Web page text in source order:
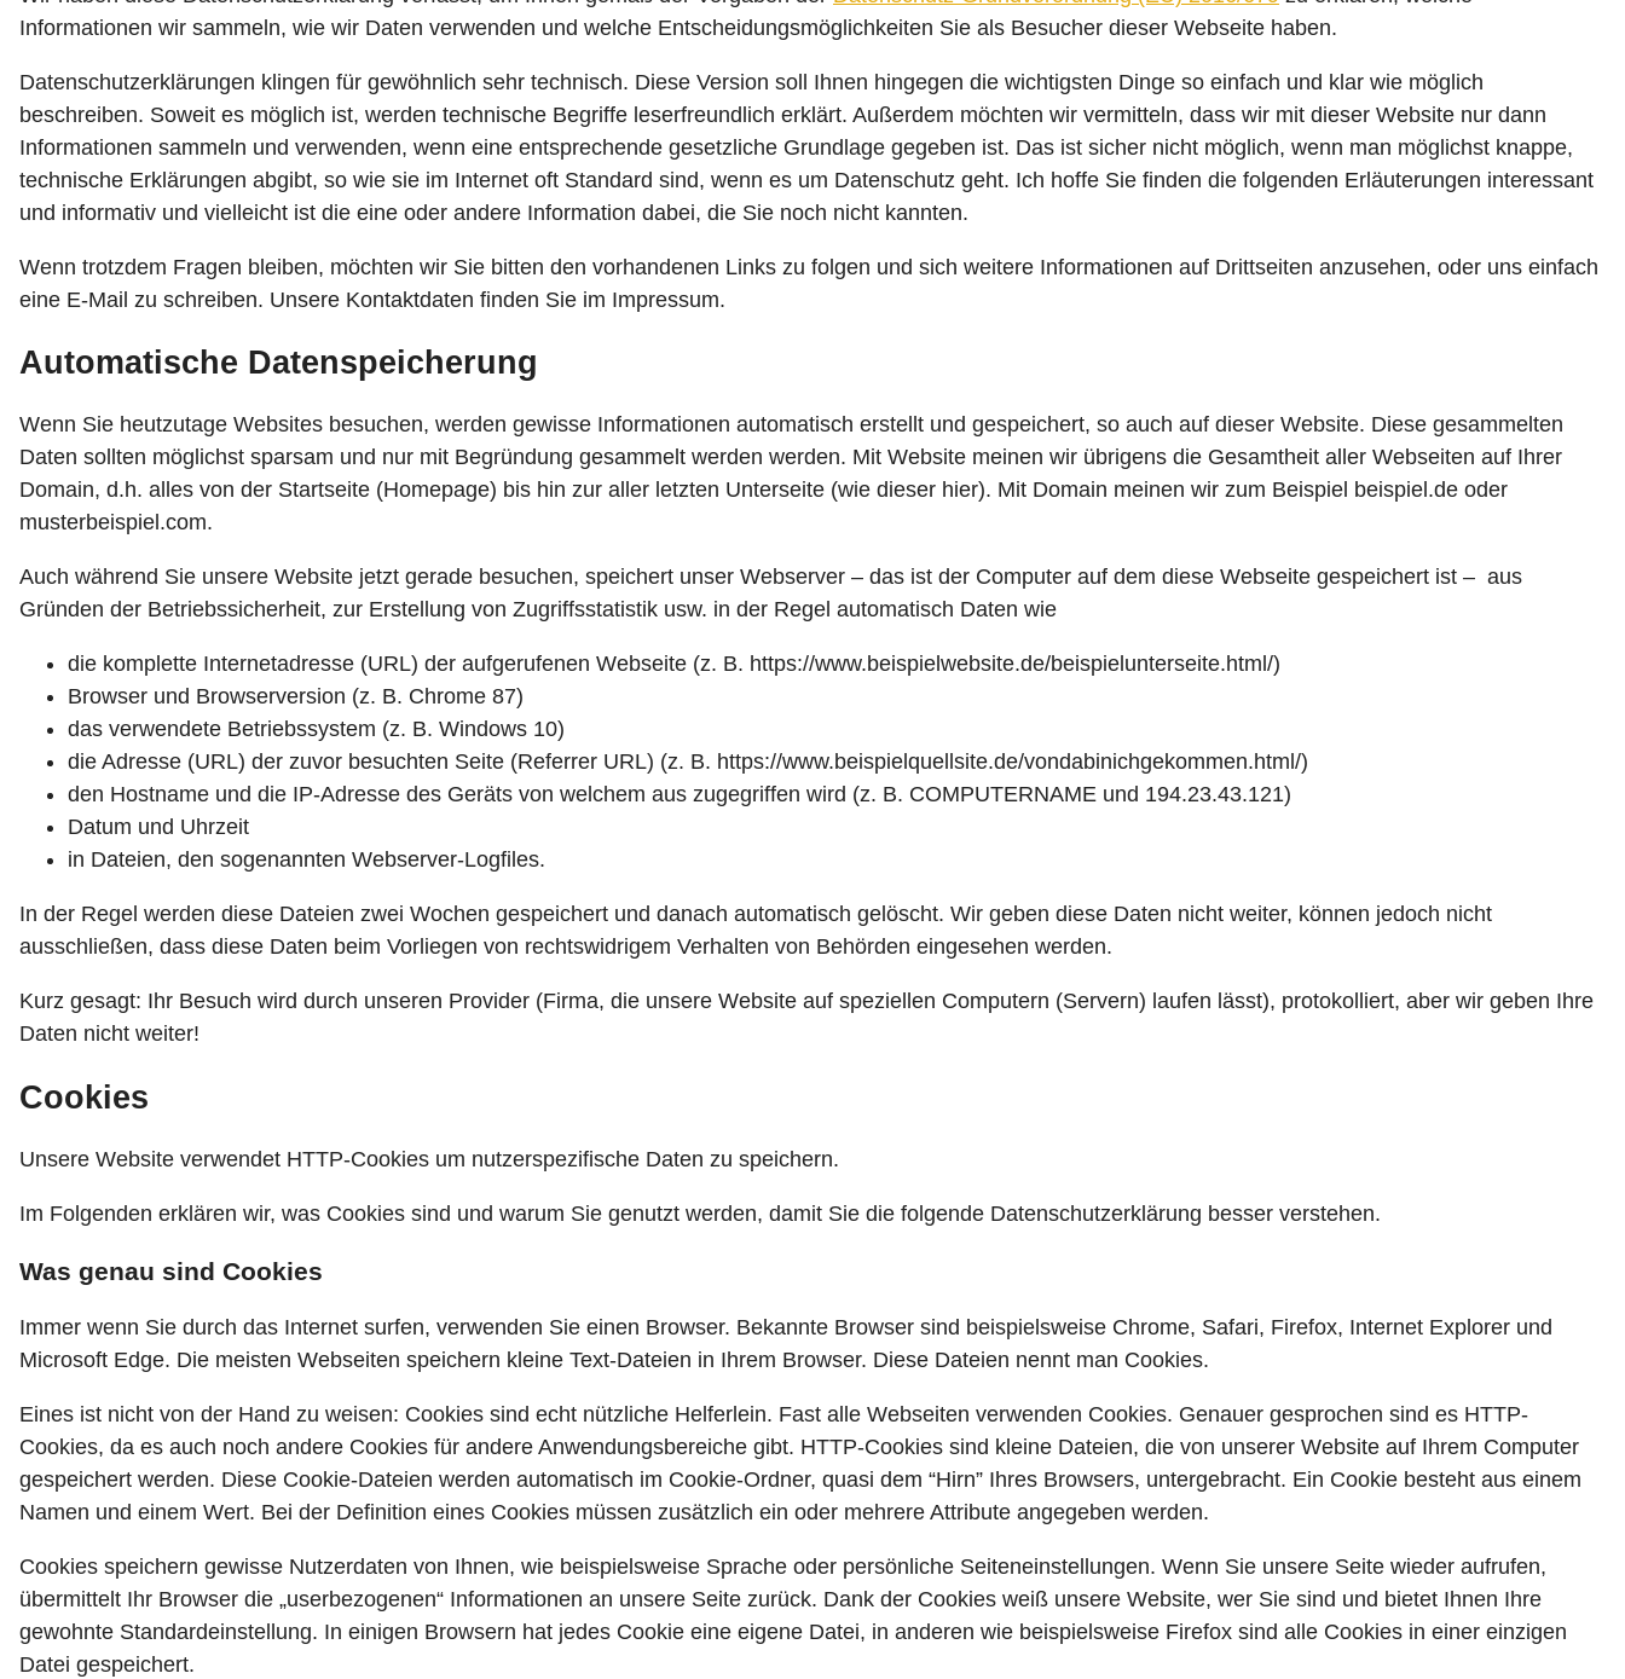
Informationen wir sammeln, wie wir Daten verwenden und welche Entscheidungsmöglichkeiten Sie als Besucher dieser Webseite haben.
Datenschutzerklärungen klingen für gewöhnlich sehr technisch. Diese Version soll Ihnen hingegen die wichtigsten Dinge so einfach und klar wie möglich
beschreiben. Soweit es möglich ist, werden technische Begriffe leserfreundlich erklärt. Außerdem möchten wir vermitteln, dass wir mit dieser Website nur dann
Informationen sammeln und verwenden, wenn eine entsprechende gesetzliche Grundlage gegeben ist. Das ist sicher nicht möglich, wenn man möglichst knappe,
technische Erklärungen abgibt, so wie sie im Internet oft Standard sind, wenn es um Datenschutz geht. Ich hoffe Sie finden die folgenden Erläuterungen interessant
und informativ und vielleicht ist die eine oder andere Information dabei, die Sie noch nicht kannten.
Wenn trotzdem Fragen bleiben, möchten wir Sie bitten den vorhandenen Links zu folgen und sich weitere Informationen auf Drittseiten anzusehen, oder uns einfach
eine E-Mail zu schreiben. Unsere Kontaktdaten finden Sie im Impressum.
Automatische Datenspeicherung
Wenn Sie heutzutage Websites besuchen, werden gewisse Informationen automatisch erstellt und gespeichert, so auch auf dieser Website. Diese gesammelten
Daten sollten möglichst sparsam und nur mit Begründung gesammelt werden werden. Mit Website meinen wir übrigens die Gesamtheit aller Webseiten auf Ihrer
Domain, d.h. alles von der Startseite (Homepage) bis hin zur aller letzten Unterseite (wie dieser hier). Mit Domain meinen wir zum Beispiel beispiel.de oder
musterbeispiel.com.
Auch während Sie unsere Website jetzt gerade besuchen, speichert unser Webserver – das ist der Computer auf dem diese Webseite gespeichert ist – aus
Gründen der Betriebssicherheit, zur Erstellung von Zugriffsstatistik usw. in der Regel automatisch Daten wie
die komplette Internetadresse (URL) der aufgerufenen Webseite (z. B. https://www.beispielwebsite.de/beispielunterseite.html/)
Browser und Browserversion (z. B. Chrome 87)
das verwendete Betriebssystem (z. B. Windows 10)
die Adresse (URL) der zuvor besuchten Seite (Referrer URL) (z. B. https://www.beispielquellsite.de/vondabinichgekommen.html/)
den Hostname und die IP-Adresse des Geräts von welchem aus zugegriffen wird (z. B. COMPUTERNAME und 194.23.43.121)
Datum und Uhrzeit
in Dateien, den sogenannten Webserver-Logfiles.
In der Regel werden diese Dateien zwei Wochen gespeichert und danach automatisch gelöscht. Wir geben diese Daten nicht weiter, können jedoch nicht
ausschließen, dass diese Daten beim Vorliegen von rechtswidrigem Verhalten von Behörden eingesehen werden.
Kurz gesagt: Ihr Besuch wird durch unseren Provider (Firma, die unsere Website auf speziellen Computern (Servern) laufen lässt), protokolliert, aber wir geben Ihre
Daten nicht weiter!
Cookies
Unsere Website verwendet HTTP-Cookies um nutzerspezifische Daten zu speichern.
Im Folgenden erklären wir, was Cookies sind und warum Sie genutzt werden, damit Sie die folgende Datenschutzerklärung besser verstehen.
Was genau sind Cookies
Immer wenn Sie durch das Internet surfen, verwenden Sie einen Browser. Bekannte Browser sind beispielsweise Chrome, Safari, Firefox, Internet Explorer und
Microsoft Edge. Die meisten Webseiten speichern kleine Text-Dateien in Ihrem Browser. Diese Dateien nennt man Cookies.
Eines ist nicht von der Hand zu weisen: Cookies sind echt nützliche Helferlein. Fast alle Webseiten verwenden Cookies. Genauer gesprochen sind es HTTP-
Cookies, da es auch noch andere Cookies für andere Anwendungsbereiche gibt. HTTP-Cookies sind kleine Dateien, die von unserer Website auf Ihrem Computer
gespeichert werden. Diese Cookie-Dateien werden automatisch im Cookie-Ordner, quasi dem “Hirn” Ihres Browsers, untergebracht. Ein Cookie besteht aus einem
Namen und einem Wert. Bei der Definition eines Cookies müssen zusätzlich ein oder mehrere Attribute angegeben werden.
Cookies speichern gewisse Nutzerdaten von Ihnen, wie beispielsweise Sprache oder persönliche Seiteneinstellungen. Wenn Sie unsere Seite wieder aufrufen,
übermittelt Ihr Browser die „userbezogenen“ Informationen an unsere Seite zurück. Dank der Cookies weiß unsere Website, wer Sie sind und bietet Ihnen Ihre
gewohnte Standardeinstellung. In einigen Browsern hat jedes Cookie eine eigene Datei, in anderen wie beispielsweise Firefox sind alle Cookies in einer einzigen
Datei gespeichert.